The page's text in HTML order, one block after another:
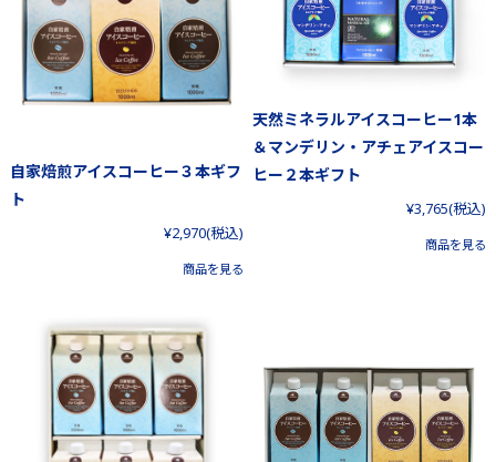
自家焙煎アイスコーヒー３本ギフ
ト
¥2,970(税込)
商品を見る
天然ミネラルアイスコーヒー1本
＆マンデリン・アチェアイスコー
ヒー２本ギフト
¥3,765(税込)
商品を見る